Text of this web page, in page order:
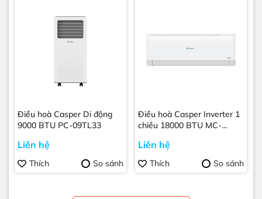
Điều hoà Casper Di động
9000 BTU PC-09TL33
Liên hệ
Thích So sánh
Điều hoà Casper Inverter 1
chiều 18000 BTU MC-
Liên hệ
Thích So sánh